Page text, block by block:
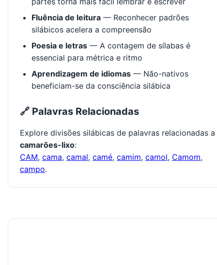
Fluência de leitura — Reconhecer padrões
silábicos acelera a compreensão
Poesia e letras — A contagem de sílabas é
essencial para métrica e ritmo
Aprendizagem de idiomas — Não-nativos
beneficiam-se da consciência silábica
🔗 Palavras Relacionadas
Explore divisões silábicas de palavras relacionadas a
camarões-lixo:
CAM, cama, camal, camé, camim, camol, Camom,
campo.